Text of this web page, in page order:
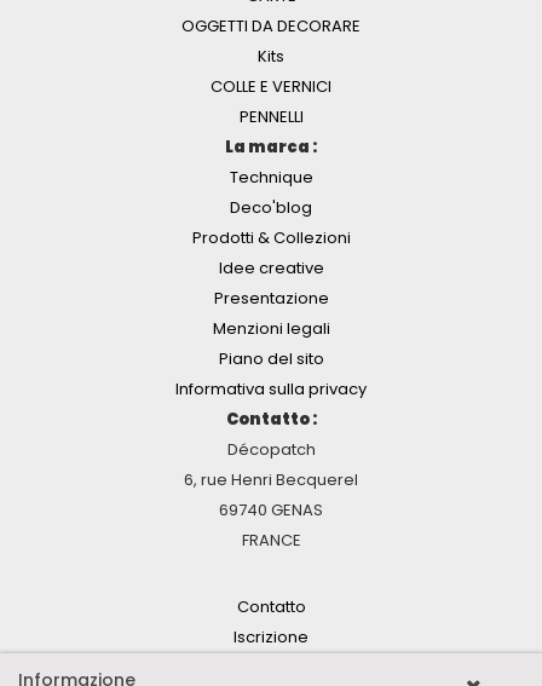
OGGETTI DA DECORARE
Kits
COLLE E VERNICI
PENNELLI
La marca :
Technique
Deco'blog
Prodotti & Collezioni
Idee creative
Presentazione
Menzioni legali
Piano del sito
Informativa sulla privacy
Contatto :
Décopatch
6, rue Henri Becquerel
69740 GENAS
FRANCE
Contatto
Iscrizione
Informazione